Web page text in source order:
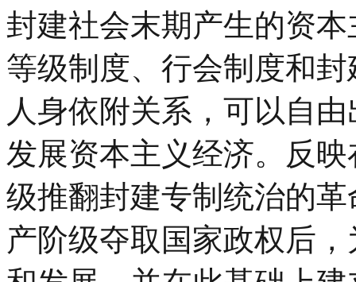
封建社会末期产生的资
等级制度、行会制度和
人身依附关系，可以自
发展资本主义经济。反
级推翻封建专制统治的
产阶级夺取国家政权后